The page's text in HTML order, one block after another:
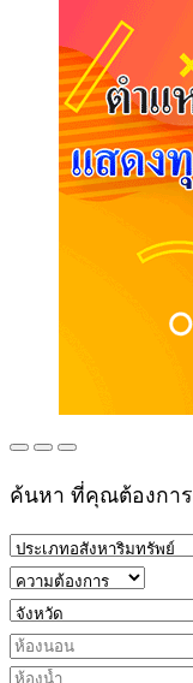
ค้นหา ที่คุณต้องการ